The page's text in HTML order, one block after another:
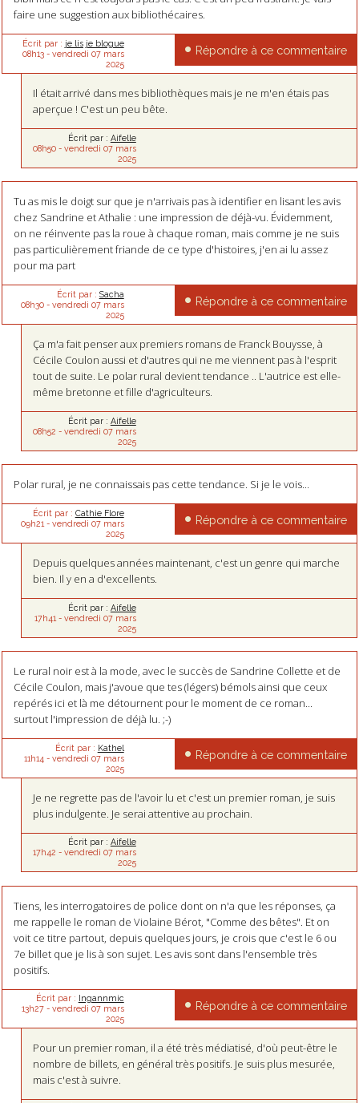
faire une suggestion aux bibliothécaires.
Écrit par : je lis je blogue
08h13- vendredi 07 mars
2025
Répondre à ce commentaire
Il était arrivé dans mes bibliothèques mais je ne m'en étais pas
aperçue ! C'est un peu bête.
Écrit par : Aifelle
08h50- vendredi 07 mars
2025
Tu as mis le doigt sur que je n'arrivais pas à identifier en lisant les avis
chez Sandrine et Athalie : une impression de déjà-vu. Évidemment,
on ne réinvente pas la roue à chaque roman, mais comme je ne suis
pas particulièrement friande de ce type d'histoires, j'en ai lu assez
pour ma part
Écrit par : Sacha
08h30- vendredi 07 mars
2025
Répondre à ce commentaire
Ça m'a fait penser aux premiers romans de Franck Bouysse, à
Cécile Coulon aussi et d'autres qui ne me viennent pas à l'esprit
tout de suite. Le polar rural devient tendance .. L'autrice est elle-
même bretonne et fille d'agriculteurs.
Écrit par : Aifelle
08h52 - vendredi 07 mars
2025
Polar rural, je ne connaissais pas cette tendance. Si je le vois...
Écrit par : Cathie Flore
09h21 - vendredi 07 mars
2025
Répondre à ce commentaire
Depuis quelques années maintenant, c'est un genre qui marche
bien. Il y en a d'excellents.
Écrit par : Aifelle
17h41 - vendredi 07 mars
2025
Le rural noir est à la mode, avec le succès de Sandrine Collette et de
Cécile Coulon, mais j'avoue que tes (légers) bémols ainsi que ceux
repérés ici et là me détournent pour le moment de ce roman...
surtout l'impression de déjà lu. ;-)
Écrit par : Kathel
11h14 - vendredi 07 mars
2025
Répondre à ce commentaire
Je ne regrette pas de l'avoir lu et c'est un premier roman, je suis
plus indulgente. Je serai attentive au prochain.
Écrit par : Aifelle
17h42 - vendredi 07 mars
2025
Tiens, les interrogatoires de police dont on n'a que les réponses, ça
me rappelle le roman de Violaine Bérot, "Comme des bêtes". Et on
voit ce titre partout, depuis quelques jours, je crois que c'est le 6 ou
7e billet que je lis à son sujet. Les avis sont dans l'ensemble très
positifs.
Écrit par :
Ingannmic
13h27- vendredi 07 mars
2025
Répondre à ce commentaire
Pour un premier roman, il a été très médiatisé, d'où peut-être le
nombre de billets, en général très positifs. Je suis plus mesurée,
mais c'est à suivre.